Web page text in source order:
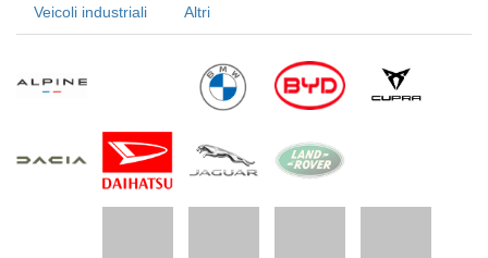
Veicoli industriali Altri